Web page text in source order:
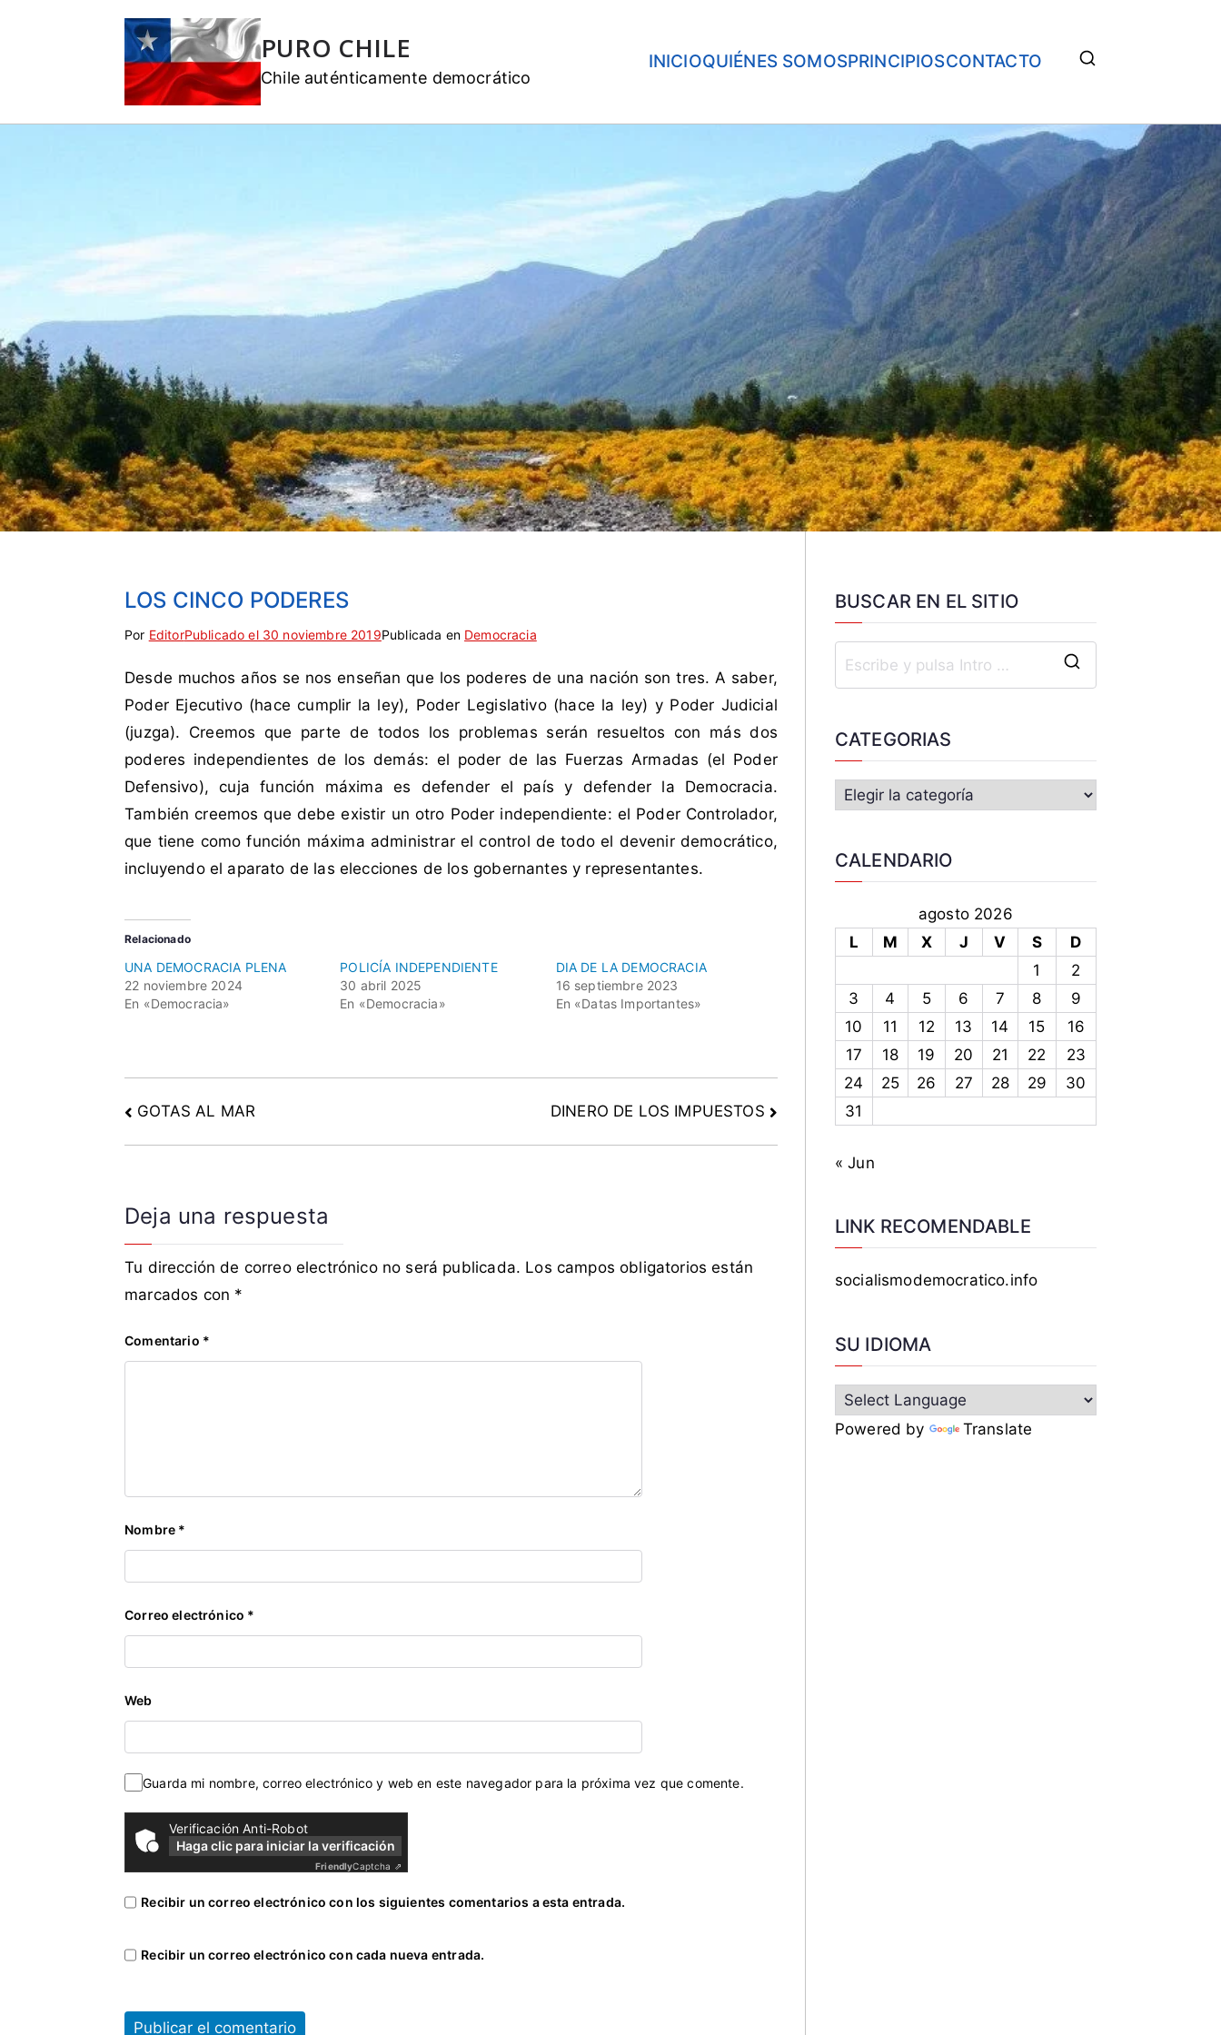
PURO CHILE
Chile auténticamente democrático
INICIOQUIÉNES SOMOSPRINCIPIOSCONTACTO
LOS CINCO PODERES
Por EditorPublicado el 30 noviembre 2019Publicada en Democracia
E
i
q
u
t
a
d
a
c
o
n
a
d
e
f
e
s
i
e
c
v
o
u
d
i
a
l
,
i
l
S
n
c
o
e
n
t
a
r
Desde muchos años se nos enseñan que los poderes de una nación son tres. A saber,
Poder Ejecutivo (hace cumplir la ley), Poder Legislativo (hace la ley) y Poder Judicial
(juzga). Creemos que parte de todos los problemas serán resueltos con más dos
poderes independientes de los demás: el poder de las Fuerzas Armadas (el Poder
Defensivo), cuja función máxima es defender el país y defender la Democracia.
También creemos que debe existir un otro Poder independiente: el Poder Controlador,
que tiene como función máxima administrar el control de todo el devenir democrático,
incluyendo el aparato de las elecciones de los gobernantes y representantes.
Relacionado
UNA DEMOCRACIA PLENA
22 noviembre 2024
En «Democracia»
POLICÍA INDEPENDIENTE
30 abril 2025
En «Democracia»
DIA DE LA DEMOCRACIA
16 septiembre 2023
En «Datas Importantes»
GOTAS AL MAR DINERO DE LOS IMPUESTOS
Deja una respuesta
Tu dirección de correo electrónico no será publicada. Los campos obligatorios están
marcados con *
Comentario *
Nombre *
Correo electrónico *
Web
Guarda mi nombre, correo electrónico y web en este navegador para la próxima vez que comente.
Verificación Anti-Robot
Haga clic para iniciar la verificación
FriendlyCaptcha ⇗
Recibir un correo electrónico con los siguientes comentarios a esta entrada.
Recibir un correo electrónico con cada nueva entrada.
BUSCAR EN EL SITIO
CATEGORIAS
CALENDARIO
agosto 2026
L
M X J V S
D
1
2
3
4 5 6 7 8
9
10
11 12 13 14 15
16
17
18 19 20 21 22
23
24
25 26 27 28 29
30
31
« Jun
LINK RECOMENDABLE
socialismodemocratico.info
SU IDIOMA
Powered by Translate